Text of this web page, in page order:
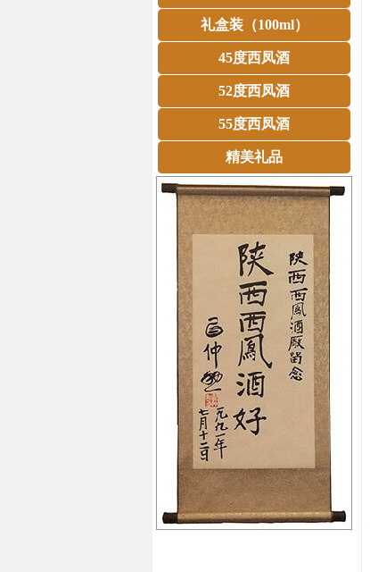
礼盒装（100ml）
45度西凤酒
52度西凤酒
55度西凤酒
精美礼品